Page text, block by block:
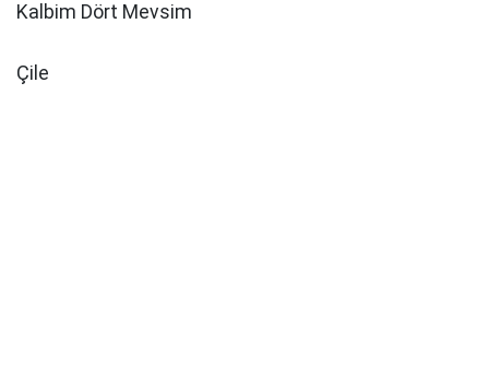
Kalbim Dört Mevsim
Çile